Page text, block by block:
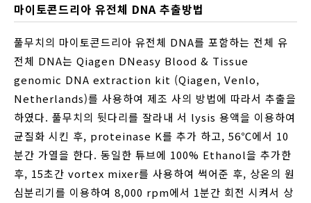
마이토콘드리아 유전체 DNA 추출방법
풀무치의 마이토콘드리아 유전체 DNA를 포함하는 전체 유
전체 DNA는 Qiagen DNeasy Blood & Tissue
genomic DNA extraction kit (Qiagen, Venlo,
Netherlands)를 사용하여 제조 사의 방법에 따라서 추출을
하였다. 풀무치의 뒷다리를 잘라내 서 lysis 용액을 이용하여
균질화 시킨 후, proteinase K를 추가 하고, 56℃에서 10
분간 가열을 한다. 동일한 튜브에 100% Ethanol을 추가한
후, 15초간 vortex mixer를 사용하여 썩어준 후, 상온의 원
심분리기를 이용하여 8,000 rpm에서 1분간 회전 시켜서 상